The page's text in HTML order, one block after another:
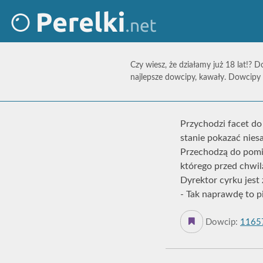
Czy wiesz, że działamy już 18 lat!?
najlepsze dowcipy, kawały.
Przychodzi facet
stanie pokazać
Przechodzą do
którego przed
Dyrektor cyrku jest
- Tak naprawdę to
Dowcip: